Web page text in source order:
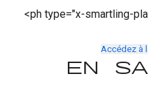
<ph type="x-smartling-
Accédez à
En